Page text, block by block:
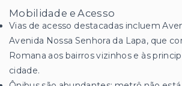
Mobilidade e Acesso
Vias de acesso destacadas incluem
Avenida Nossa Senhora da Lapa, que
Romana aos bairros vizinhos e às
cidade.